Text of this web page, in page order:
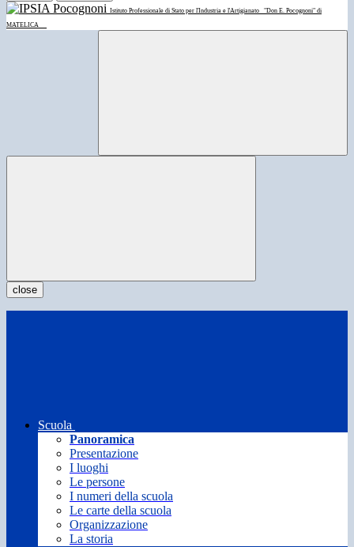
Istituto Professionale di Stato per l'Industria e l'Artigianato
"Don E. Pocognoni" di
MATELICA
close
Scuola
Panoramica
Presentazione
I luoghi
Le persone
I numeri della scuola
Le carte della scuola
Organizzazione
La storia